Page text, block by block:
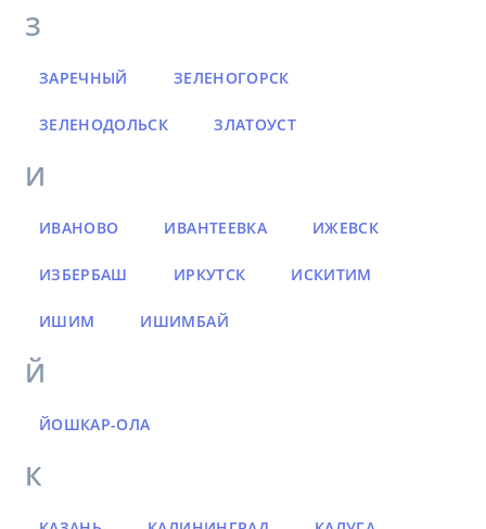
З
ЗАРЕЧНЫЙ ЗЕЛЕНОГОРСК
ЗЕЛЕНОДОЛЬСК ЗЛАТОУСТ
И
ИВАНОВО ИВАНТЕЕВКА ИЖЕВСК
ИЗБЕРБАШ ИРКУТСК ИСКИТИМ
ИШИМ ИШИМБАЙ
Й
ЙОШКАР-ОЛА
К